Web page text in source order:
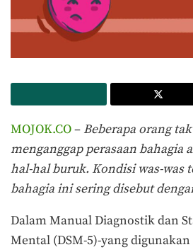
MOJOK.CO– Beberapa orang
menganggap perasaan bahagia
hal-hal buruk. Kondisi was-was
bahagia ini sering disebut
Dalam Manual Diagnostik dan
Mental (DSM-5)-yang